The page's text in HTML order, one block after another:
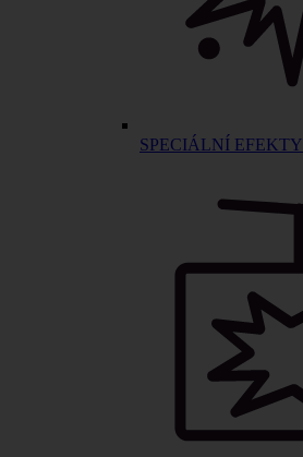
SPECIÁLNÍ EFEKTY